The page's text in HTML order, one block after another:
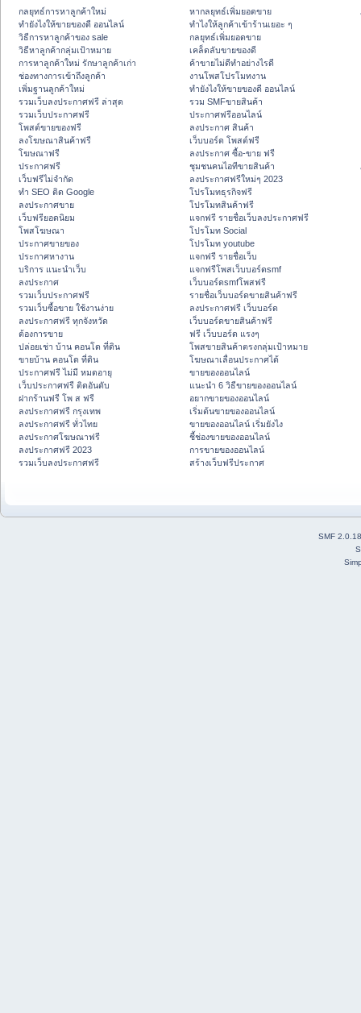
กลยุทธ์การหาลูกค้าใหม่
ทํายังไงให้ขายของดี ออนไลน์
วิธีการหาลูกค้าของ sale
วิธีหาลูกค้ากลุ่มเป้าหมาย
การหาลูกค้าใหม่ รักษาลูกค้าเก่า
ช่องทางการเข้าถึงลูกค้า
เพิ่มฐานลูกค้าใหม่
รวมเว็บลงประกาศฟรี ล่าสุด
รวมเว็บประกาศฟรี
โพสต์ขายของฟรี
ลงโฆษณาสินค้าฟรี
โฆษณาฟรี
ประกาศฟรี
เว็บฟรีไม่จำกัด
ทำ SEO ติด Google
ลงประกาศขาย
เว็บฟรียอดนิยม
โพสโฆษณา
ประกาศขายของ
ประกาศหางาน
บริการ แนะนำเว็บ
ลงประกาศ
รวมเว็บประกาศฟรี
รวมเว็บซื้อขาย ใช้งานง่าย
ลงประกาศฟรี ทุกจังหวัด
ต้องการขาย
ปล่อยเช่า บ้าน คอนโด ที่ดิน
ขายบ้าน คอนโด ที่ดิน
ประกาศฟรี ไม่มี หมดอายุ
เว็บประกาศฟรี ติดอันดับ
ฝากร้านฟรี โพ ส ฟรี
ลงประกาศฟรี กรุงเทพ
ลงประกาศฟรี ทั่วไทย
ลงประกาศโฆษณาฟรี
ลงประกาศฟรี 2023
รวมเว็บลงประกาศฟรี
หากลยุทธ์เพิ่มยอดขาย
ทําไงให้ลูกค้าเข้าร้านเยอะ ๆ
กลยุทธ์เพิ่มยอดขาย
เคล็ดลับขายของดี
ค้าขายไม่ดีทำอย่างไรดี
งานโพสโปรโมทงาน
ทํายังไงให้ขายของดี ออนไลน์
รวม SMFขายสินค้า
ประกาศฟรีออนไลน์
ลงประกาศ สินค้า
เว็บบอร์ด โพสต์ฟรี
ลงประกาศ ซื้อ-ขาย ฟรี
ชุมชนคนไอทีขายสินค้า
ลงประกาศฟรีใหม่ๆ 2023
โปรโมทธุรกิจฟรี
โปรโมทสินค้าฟรี
แจกฟรี รายชื่อเว็บลงประกาศฟรี
โปรโมท Social
โปรโมท youtube
แจกฟรี รายชื่อเว็บ
แจกฟรีโพสเว็บบอร์ดsmf
เว็บบอร์ดsmfโพสฟรี
รายชื่อเว็บบอร์ดขายสินค้าฟรี
ลงประกาศฟรี เว็บบอร์ด
เว็บบอร์ดขายสินค้าฟรี
ฟรี เว็บบอร์ด แรงๆ
โพสขายสินค้าตรงกลุ่มเป้าหมาย
โฆษณาเลื่อนประกาศได้
ขายของออนไลน์
แนะนำ 6 วิธีขายของออนไลน์
อยากขายของออนไลน์
เริ่มต้นขายของออนไลน์
ขายของออนไลน์ เริ่มยังไง
ชี้ช่องขายของออนไลน์
การขายของออนไลน์
สร้างเว็บฟรีประกาศ
SMF 2.0.18